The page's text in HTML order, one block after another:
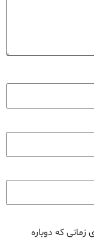
که دوباره